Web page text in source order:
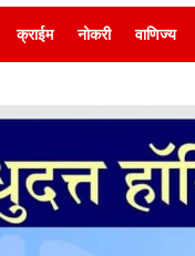
क्राईम नोकरी वाणिज्य